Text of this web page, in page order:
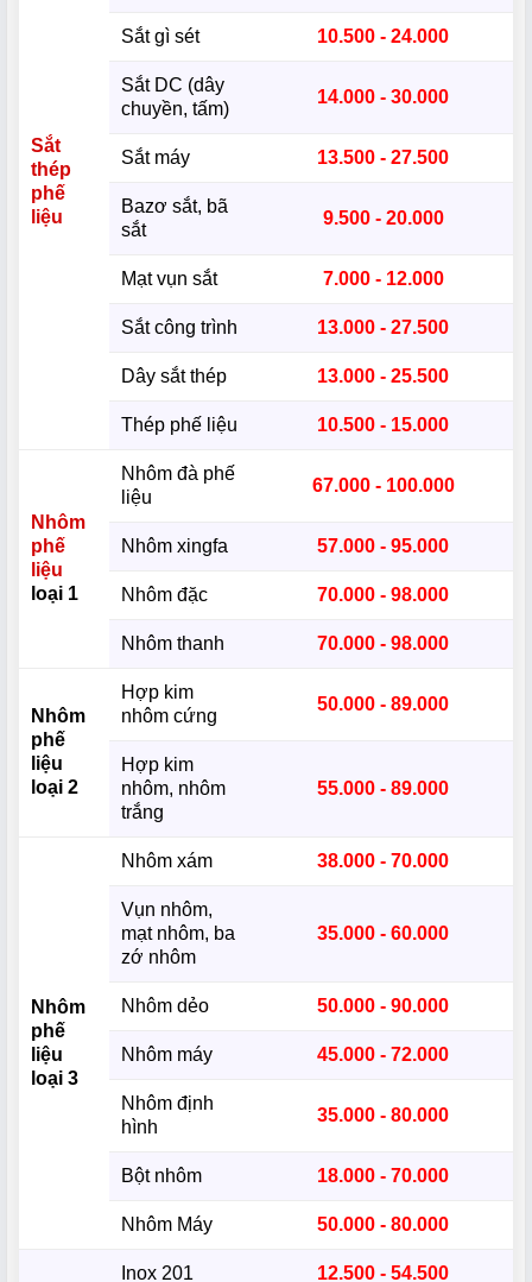
Sắt
thép
phế
liệu
Sắt gì sét 10.500 - 24.000
Sắt DC (dây
chuyền, tấm)
14.000 - 30.000
Sắt máy 13.500 - 27.500
Bazơ sắt, bã
sắt
9.500 - 20.000
Mạt vụn sắt 7.000 - 12.000
Sắt công trình 13.000 - 27.500
Dây sắt thép 13.000 - 25.500
Thép phế liệu 10.500 - 15.000
Nhôm
phế
liệu
loại 1
Nhôm đà phế
liệu
67.000 - 100.000
Nhôm xingfa 57.000 - 95.000
Nhôm đặc 70.000 - 98.000
Nhôm thanh 70.000 - 98.000
Nhôm
phế
liệu
loại 2
Hợp kim
nhôm cứng
50.000 - 89.000
Hợp kim
nhôm, nhôm
trắng
55.000 - 89.000
Nhôm
phế
liệu
loại 3
Nhôm xám 38.000 - 70.000
Vụn nhôm,
mạt nhôm, ba
zớ nhôm
35.000 - 60.000
Nhôm dẻo 50.000 - 90.000
Nhôm máy 45.000 - 72.000
Nhôm định
hình
35.000 - 80.000
Bột nhôm 18.000 - 70.000
Nhôm Máy 50.000 - 80.000
Inox 201 12.500 - 54.500